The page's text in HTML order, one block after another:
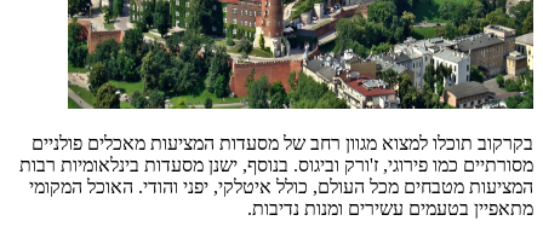
בקרקוב תוכלו למצוא מגוון רחב של מסעדות המציעות מאכלים פולניים
מסורתיים כמו פירוגי, ז'ורק וביגוס. בנוסף, ישנן מסעדות בינלאומיות רבות
המציעות מטבחים מכל העולם, כולל איטלקי, יפני והודי. האוכל המקומי
מתאפיין בטעמים עשירים ומנות נדיבות.